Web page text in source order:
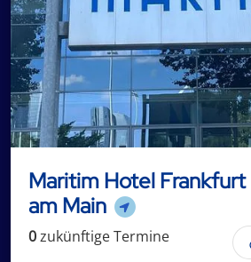
Maritim Hotel
am Main
0zukünftigeTermine